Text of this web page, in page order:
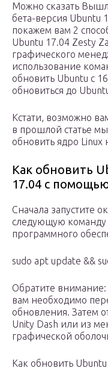
Можно сказать
бета-версия Ubuntu
покажем вам 2
Ubuntu 17.04 Zesty
графического
использование
обновить Ubuntu с
обновиться до
Кстати, возможно
в прошлой статье
обновить ядро Linux
Как обновить
17.04 с
Сначала запустите
следующую команду
программного
sudo apt update &&
Обратите внимание:
вам необходимо
обновления. Затем
Unity Dash или из
графической
Как обновить